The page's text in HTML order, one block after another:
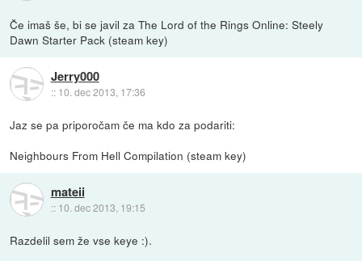
Če imaš še, bi se javil za The Lord of the Rings Online: Steely
Dawn Starter Pack (steam key)
Jerry000
:: 10. dec 2013, 17:36
Jaz se pa priporočam če ma kdo za podariti:
Neighbours From Hell Compilation (steam key)
mateii
:: 10. dec 2013, 19:15
Razdelil sem že vse keye :).